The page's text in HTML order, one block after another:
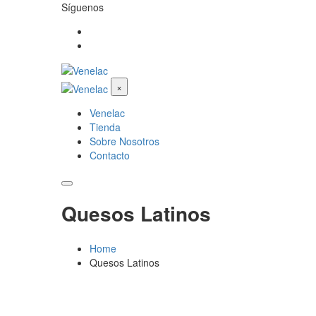
Síguenos
×
Venelac
Tienda
Sobre Nosotros
Contacto
Quesos Latinos
Home
Quesos Latinos